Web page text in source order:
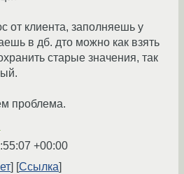
от клиента, заполняешь у
в дб. дто можно как взять
старые значения, так
проблема.
+00:00
Ссылка